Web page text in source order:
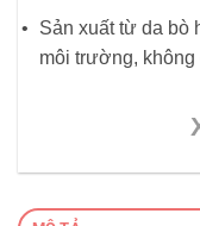
Sản xuất từ da bò
môi trường, không